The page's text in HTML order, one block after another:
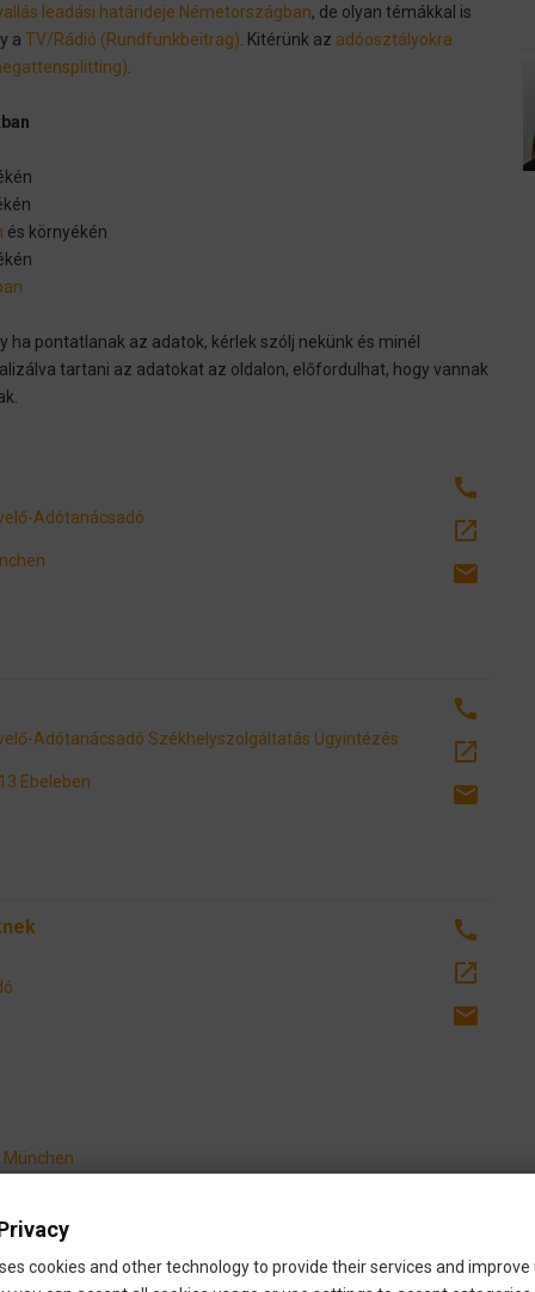
leadási határideje Németországban, de olyan témákkal is
a TV/Rádió (Rundfunkbeitrag) . Kitérünk az adóosztályokra
és környékén
ha pontatlanak az adatok, kérlek szólj nekünk és minél
tartani az adatokat az oldalon, előfordulhat, hogy vannak
Adótanácsadó
call
open_in_new
email
Adótanácsadó Székhelyszolgáltatás Ügyintézés
Ebeleben
call
open_in_new
email
München
call
open_in_new
email
könyvelő
call
cookies and other technology to provide their services and improve